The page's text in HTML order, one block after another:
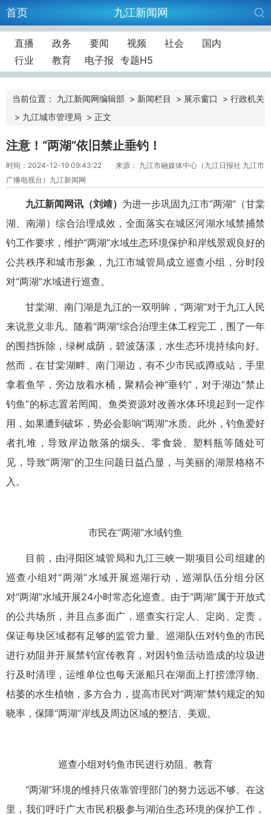
首页 九江新闻网
直播 政务 要闻 视频 社会
国内
行业
教育 电子报 专题H5
当前位置： 九江新闻网编辑部 > 新闻栏目 > 展示窗口 > 行政机关
> 九江城市管理局 > 正文
注意！“两湖”依旧禁止垂钓！
时间：2024-12-19 09:43:22
来源： 九江市融媒体中心（九江日报社 九江市
广播电视台）九江新闻网
九江新闻网讯 （刘靖） 为进一步巩固九江市“两湖”（甘棠
湖、南湖）综合治理成效，全面落实在城区河湖水域禁捕禁
钓工作要求，维护“两湖”水域生态环境保护和岸线景观良好的
公共秩序和城市形象，九江市城管局成立巡查小组，分时段
对“两湖”水域进行巡查。
甘棠湖、南门湖是九江的一双明眸，“两湖”对于九江人民
来说意义非凡。随着“两湖”综合治理主体工程完工，围了一年
的围挡拆除，绿树成荫，碧波荡漾，水生态环境持续向好。
然而，在甘棠湖畔、南门湖边，有不少市民或蹲或站，手里
拿着鱼竿，旁边放着水桶，聚精会神“垂钓”，对于湖边“禁止
钓鱼”的标志置若罔闻。鱼类资源对改善水体环境起到一定作
用，如果遭到破坏，势必会影响“两湖”水质。此外，钓鱼爱好
者扎堆，导致岸边散落的烟头、零食袋、塑料瓶等随处可
见，导致“两湖”的卫生问题日益凸显，与美丽的湖景格格不
入。
市民在“两湖”水域钓鱼
目前，由浔阳区城管局和九江三峡一期项目公司组建的
巡查小组对“两湖”水域开展巡湖行动，巡湖队伍分组分区
对“两湖”水域开展24小时常态化巡查。由于“两湖”属于开放式
的公共场所，并且点多面广，巡查实行定人、定岗、定责，
保证每块区域都有足够的监管力量。巡湖队伍对钓鱼的市民
进行劝阻并开展禁钓宣传教育，对因钓鱼活动造成的垃圾进
行及时清理，运维单位也每天派船只在湖面上打捞漂浮物、
枯萎的水生植物，多方合力，提高市民对“两湖”禁钓规定的知
晓率，保障“两湖”岸线及周边区域的整洁、美观。
巡查小组对钓鱼市民进行劝阻、教育
“两湖”环境的维持只依靠管理部门的努力远远不够。在这
里，我们呼吁广大市民积极参与湖泊生态环境的保护工作，